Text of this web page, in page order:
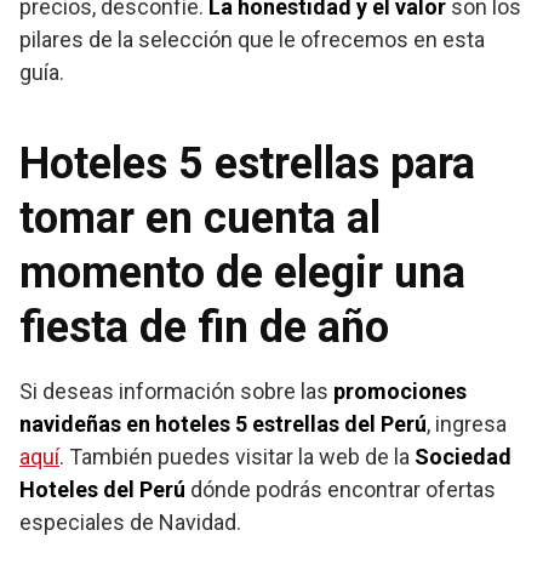
precios, desconfíe. La honestidad y el valor son los
pilares de la selección que le ofrecemos en esta
guía.
Hoteles 5 estrellas para
tomar en cuenta al
momento de elegir una
fiesta de fin de año
Si deseas información sobre las promociones
navideñas en hoteles 5 estrellas del Perú, ingresa
aquí. También puedes visitar la web de la Sociedad
Hoteles del Perú dónde podrás encontrar ofertas
especiales de Navidad.